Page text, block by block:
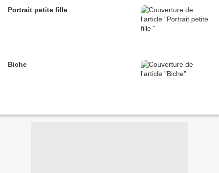
Portrait petite fille
Biche